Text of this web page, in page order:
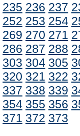
235 236 237
252 253 254
269 270 271
286 287 288
303 304 305
320 321 322
337 338 339
354 355 356
371 372 373